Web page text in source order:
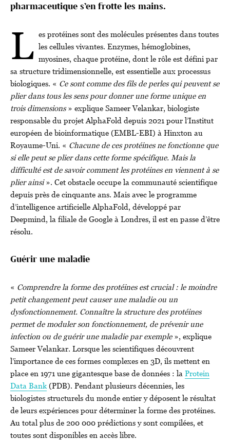
pharmaceutique s’en frotte les mains.
L es protéines sont des molécules présentes dans toutes
les cellules vivantes. Enzymes, hémoglobines,
myosines, chaque protéine, dont le rôle est défini par
sa structure tridimensionnelle, est essentielle aux processus
biologiques. « Ce sont comme des fils de perles qui peuvent se
plier dans tous les sens pour donner une forme unique en
trois dimensions» explique Sameer Velankar, biologiste
responsable du projet AlphaFold depuis 2021 pour l’Institut
européen de bioinformatique (EMBL-EBI) à Hinxton au
Royaume-Uni. « Chacune de ces protéines ne fonctionne que
si elle peut se plier dans cette forme spécifique. Mais la
difficulté est de savoir comment les protéines en viennent à se
plier ainsi». Cet obstacle occupe la communauté scientifique
depuis près de cinquante ans. Mais avec le programme
d’intelligence artificielle AlphaFold, développé par
Deepmind, la filiale de Google à Londres, il est en passe d’être
résolu.
Guérir une maladie
« Comprendre la forme des protéines est crucial : le moindre
petit changement peut causer une maladie ou un
dysfonctionnement. Connaître la structure des protéines
permet de moduler son fonctionnement, de prévenir une
infection ou de guérir une maladie par exemple», explique
Sameer Velankar. Lorsque les scientifiques découvrent
l’importance de ces formes complexes en 3D, ils mettent en
place en 1971 une gigantesque base de données : laProtein
Data Bank(PDB). Pendant plusieurs décennies, les
biologistes structurels du monde entier y déposent le résultat
de leurs expériences pour déterminer la forme des protéines.
Au total plus de 200 000 prédictions y sont compilées, et
toutes sont disponibles en accès libre.